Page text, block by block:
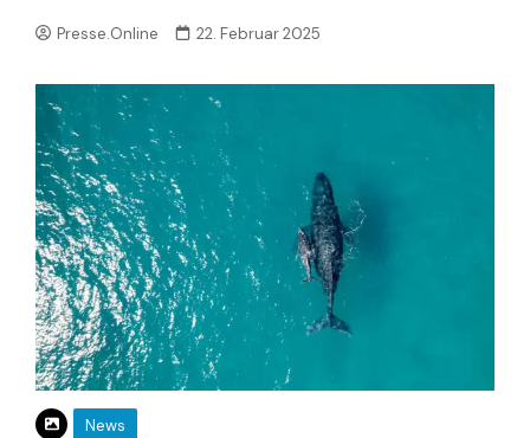
Presse.Online 22. Februar 2025
News